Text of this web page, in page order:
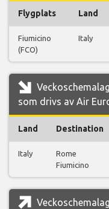
Flygplats Land
Fiumicino
(FCO)
Italy
som drivs av Air
Land Destination
Italy
Rome
Fiumicino